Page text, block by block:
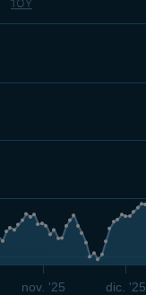
nov. '25 dic. '25